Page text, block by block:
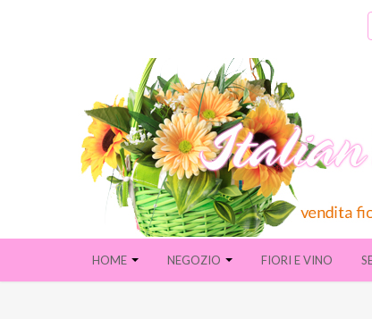
HOME NEGOZIO FIORI E VINO